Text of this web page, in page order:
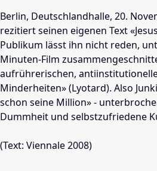
Berlin, Deutschlandhalle, 20.
rezitiert seinen eigenen Text
Publikum lässt ihn nicht reden,
Minuten-Film
aufrührerischen,
Minderheiten» (Lyotard). Also
schon seine Million» -
Dummheit und selbstzufriedene
(Text: Viennale 2008)